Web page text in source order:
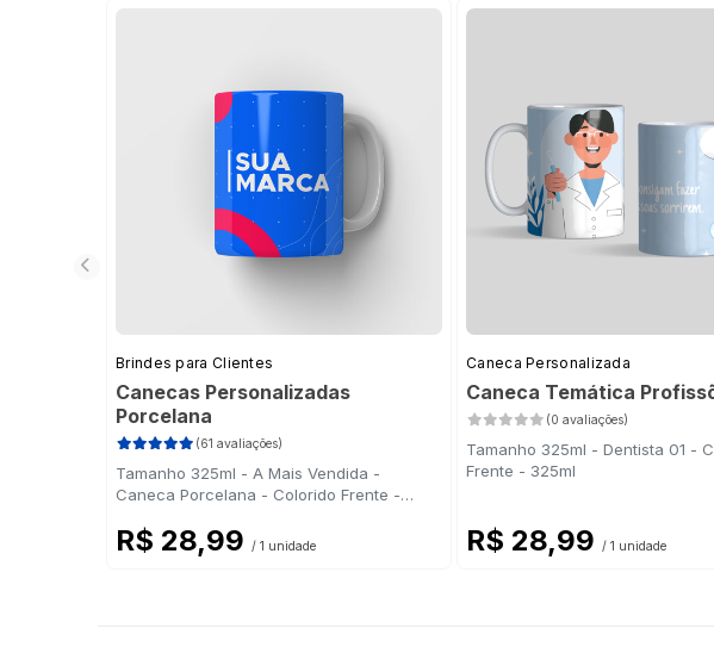
Brindes para Clientes
Canecas Personalizadas
Porcelana
(61 avaliações)
Tamanho 325ml - A Mais Vendida -
Caneca Porcelana - Colorido Frente -
R$ 28,99 / 1 unidade
Caneca Personalizada
Caneca Temática
(0 avaliações)
Tamanho 325ml - Dentista 01 -
Frente - 325ml
R$ 28,99 / 1 unidade